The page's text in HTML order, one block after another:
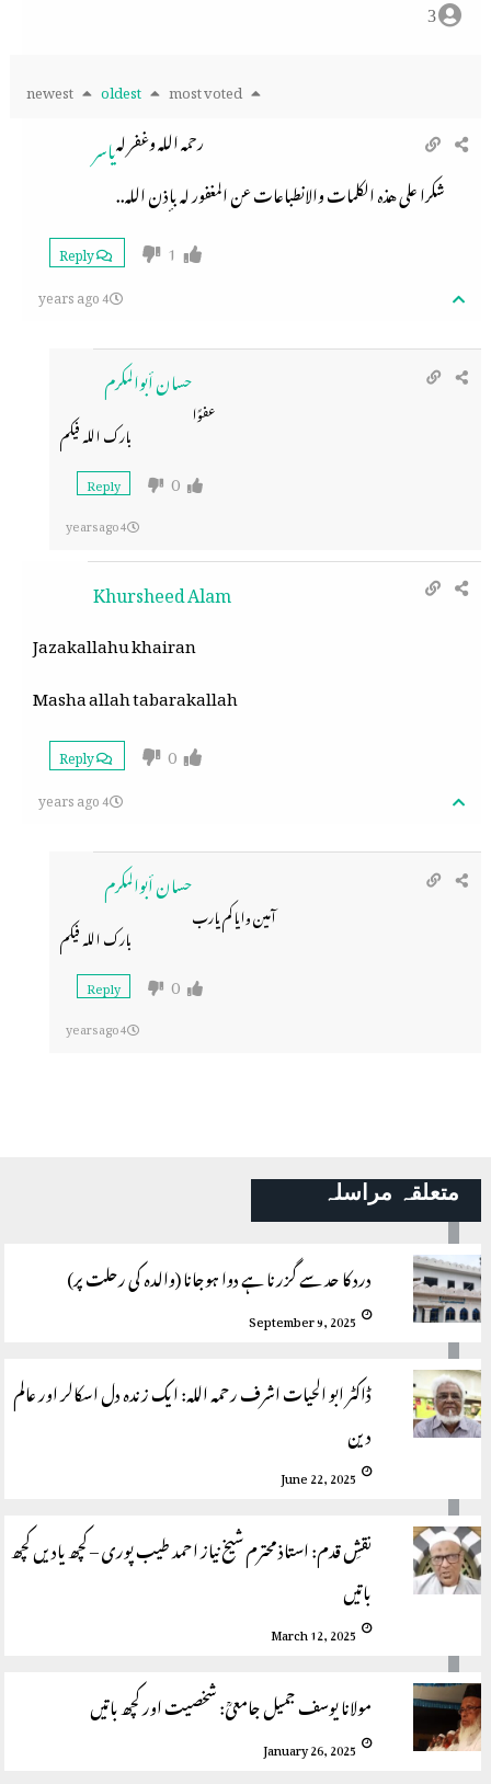
3
newest oldest most voted
ياسررحمه الله وغفر له
شكرا على هذه الكلمات والانطباعات عن المغفور له بإذن الله..
1
Reply
4 years ago
حسان أبوالمكرم
عفوًا
بارك الله فيكم
0
Reply
4 years ago
Khursheed Alam
Jazakallahu khairan
Masha allah tabarakallah
0
Reply
4 years ago
حسان أبوالمكرم
آمين واياكم يارب
بارك الله فيكم
0
Reply
4 years ago
متعلقہ مراسلہ
درد کا حد سے گزرنا ہے دوا ہوجانا (والدہ کی رحلت پر)
September 9, 2025
ڈاکٹر ابو الحیات اشرف ‍‌رحمہ اللہ: ایک زندہ دل اسکالر اور عالم
دین
June 22, 2025
نقشِ قدم: استاذ محترم شیخ نیاز احمد طیب پوری – کچھ یادیں کچھ
باتیں
March 12, 2025
مولانا یوسف جمیل جامعیؒ: شخصیت اور کچھ باتیں
January 26, 2025